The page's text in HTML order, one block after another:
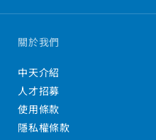
關於我們
中天介紹
人才招募
使用條款
隱私權條款